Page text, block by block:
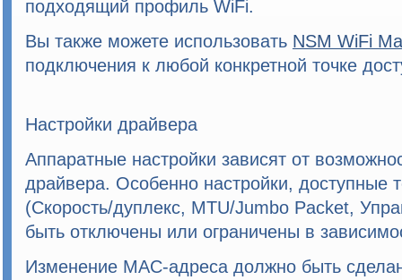
подходящий профиль WiFi.
Вы также можете использовать NSM WiFi
подключения к любой конкретной точке
Настройки драйвера
Аппаратные настройки зависят от
драйвера. Особенно настройки, доступные
(Скорость/дуплекс, MTU/Jumbo Packet,
быть отключены или ограничены в
Изменение MAC-адреса должно быть